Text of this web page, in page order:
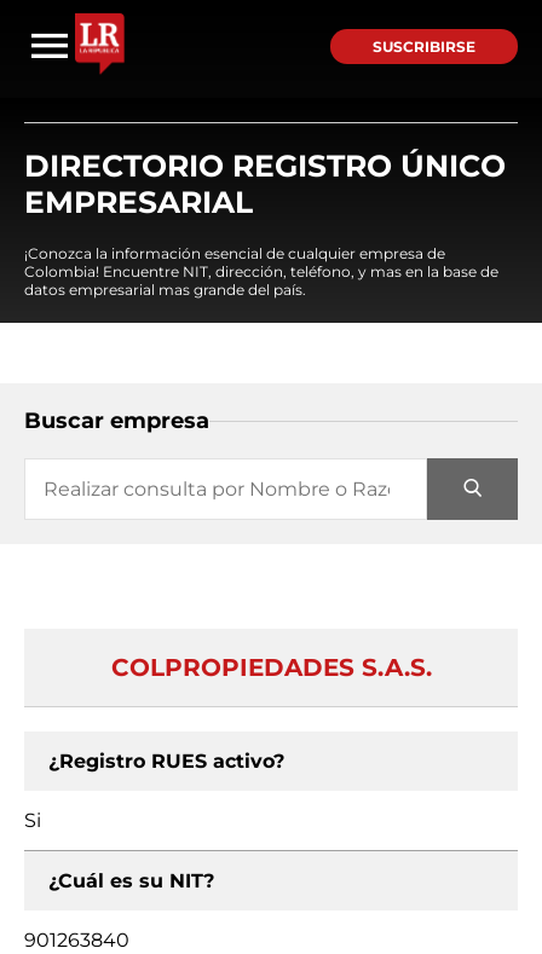
SUSCRIBIRSE
DIRECTORIO REGISTRO ÚNICO
EMPRESARIAL
¡Conozca la información esencial de cualquier empresa de
Colombia! Encuentre NIT, dirección, teléfono, y mas en la base de
datos empresarial mas grande del país.
Buscar empresa
COLPROPIEDADES S.A.S.
¿Registro RUES activo?
Si
¿Cuál es su NIT?
901263840